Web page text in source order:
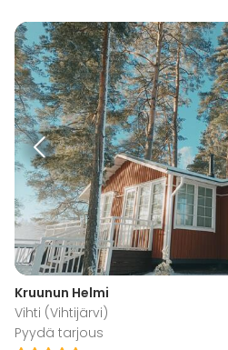
Kruunun Helmi
Vihti (Vihtijärvi)
Pyydä tarjous